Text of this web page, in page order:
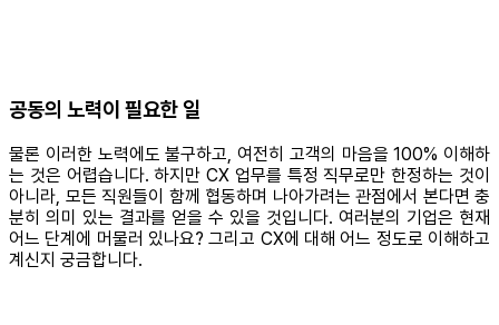
공동의 노력이 필요한 일
물론 이러한 노력에도 불구하고, 여전히 고객의 마음을 100% 이해하
는 것은 어렵습니다. 하지만 CX 업무를 특정 직무로만 한정하는 것이
아니라, 모든 직원들이 함께 협동하며 나아가려는 관점에서 본다면 충
분히 의미 있는 결과를 얻을 수 있을 것입니다. 여러분의 기업은 현재
어느 단계에 머물러 있나요? 그리고 CX에 대해 어느 정도로 이해하고
계신지 궁금합니다.